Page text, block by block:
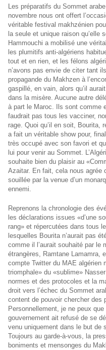
Les préparatifs du Sommet
novembre nous ont offert
véritable festival makhzénien
la seule et unique raison qu’elle
Hammouchi a mobilisé une
les plumitifs anti-algériens
tout et en rien, et les félons
n’avons pas envie de citer tant
propagande du Makhzen à
gaspillé, en vain, alors qu’il
dans la misère. Aucune autre
à part le Maroc. Ils sont comme
faudrait pas tous les vacciner,
rage. Quoi qu’il en soit, Bourita,
a fait un véritable show pour,
très occupé avec son favori et
lui pour venir au Sommet.
souhaite bien du plaisir au
Azaitar. En fait, cela nous agrée
souillée par la venue d’un
ennemi.
Reprenons la chronologie des
les déclarations issues «d’une
rang» et répercutées dans tous
lesquelles Bourita n’aurait pas
comme il l’aurait souhaité par le
étrangères, Ramtane Lamamra,
compte Twitter du MAE algérien
triomphale» du «sublime»
normes et des protocoles et la
droit vers l’échec du Sommet
content de pouvoir chercher des
Personnellement, je ne peux
gouvernement ait refusé de se
venu uniquement dans le but de
Toujours au garde-à-vous, la
boniments et mensonges du